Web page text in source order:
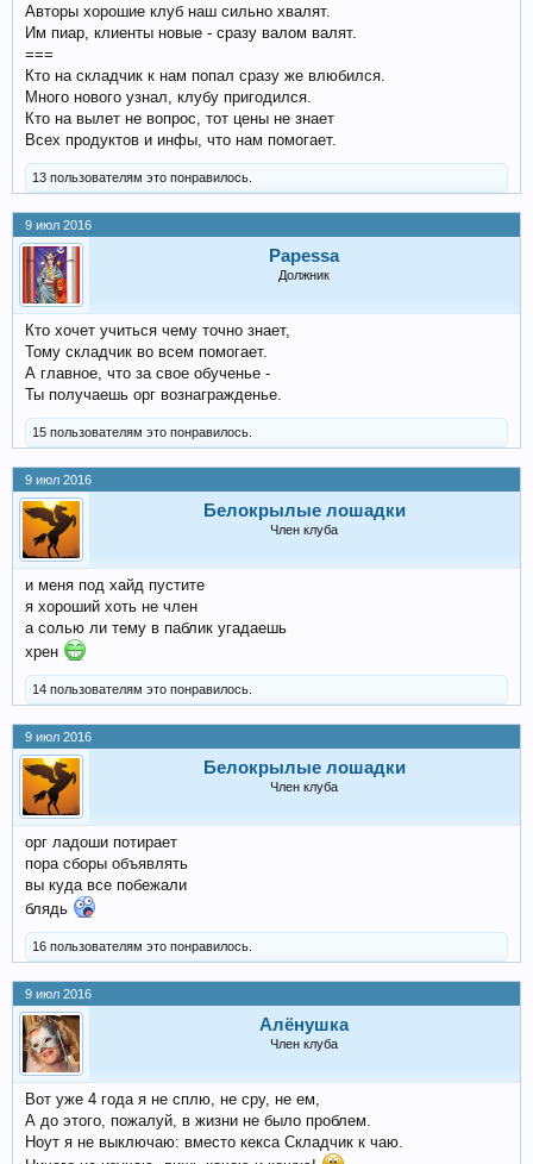
Авторы хорошие клуб наш сильно хвалят.
Им пиар, клиенты новые - сразу валом валят.
===
Кто на складчик к нам попал сразу же влюбился.
Много нового узнал, клубу пригодился.
Кто на вылет не вопрос, тот цены не знает
Всех продуктов и инфы, что нам помогает.
13 пользователям это понравилось.
9 июл 2016
Papessa
Должник
Кто хочет учиться чему точно знает,
Тому складчик во всем помогает.
А главное, что за свое обученье -
Ты получаешь орг вознагражденье.
15 пользователям это понравилось.
9 июл 2016
Белокрылые лошадки
Член клуба
и меня под хайд пустите
я хороший хоть не член
а солью ли тему в паблик угадаешь
хрен
14 пользователям это понравилось.
9 июл 2016
Белокрылые лошадки
Член клуба
орг ладоши потирает
пора сборы объявлять
вы куда все побежали
блядь
16 пользователям это понравилось.
9 июл 2016
Алёнушка
Член клуба
Вот уже 4 года я не сплю, не сру, не ем,
А до этого, пожалуй, в жизни не было проблем.
Ноут я не выключаю: вместо кекса Складчик к чаю.